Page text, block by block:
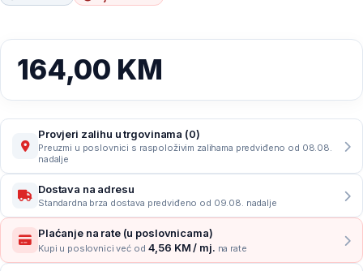
164,00 KM
Provjeri zalihu u trgovinama (0)
Preuzmi u poslovnici s raspoloživim zalihama predviđeno od 08.08.
nadalje
Dostava na adresu
Standardna brza dostava predviđeno od 09.08. nadalje
Plaćanje na rate (u poslovnicama)
Kupi u poslovnici već od 4,56 KM / mj. na rate